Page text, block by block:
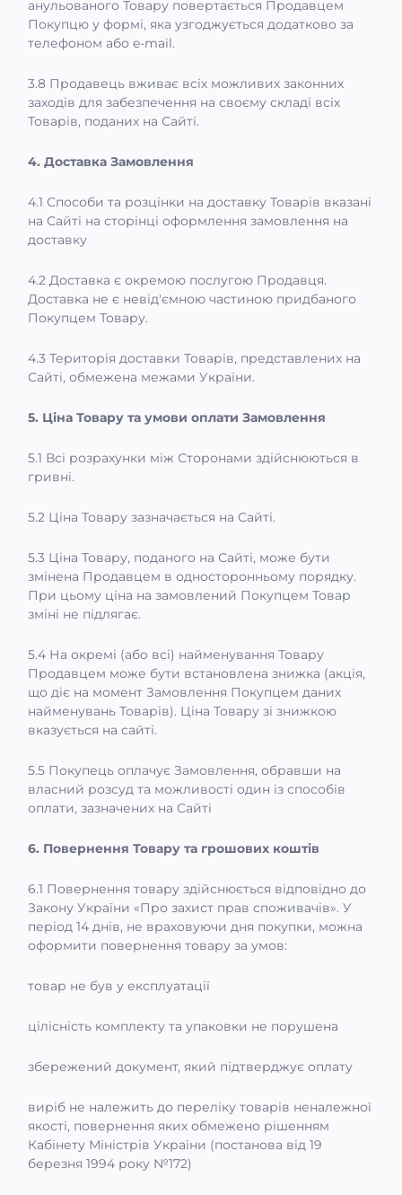
анульованого Товару повертається Продавцем
Покупцю у формі, яка узгоджується додатково за
телефоном або e-mail.
3.8 Продавець вживає всіх можливих законних
заходів для забезпечення на своєму складі всіх
Товарів, поданих на Сайті.
4. Доставка Замовлення
4.1 Способи та розцінки на доставку Товарів вказані
на Сайті на сторінці оформлення замовлення на
доставку
4.2 Доставка є окремою послугою Продавця.
Доставка не є невід'ємною частиною придбаного
Покупцем Товару.
4.3 Територія доставки Товарів, представлених на
Сайті, обмежена межами України.
5. Ціна Товару та умови оплати Замовлення
5.1 Всі розрахунки між Сторонами здійснюються в
гривні.
5.2 Ціна Товару зазначається на Сайті.
5.3 Ціна Товару, поданого на Сайті, може бути
змінена Продавцем в односторонньому порядку.
При цьому ціна на замовлений Покупцем Товар
зміні не підлягає.
5.4 На окремі (або всі) найменування Товару
Продавцем може бути встановлена знижка (акція,
що діє на момент Замовлення Покупцем даних
найменувань Товарів). Ціна Товару зі знижкою
вказується на сайті.
5.5 Покупець оплачує Замовлення, обравши на
власний розсуд та можливості один із способів
оплати, зазначених на Сайті
6. Повернення Товару та грошових коштів
6.1 Повернення товару здійснюється відповідно до
Закону України «Про захист прав споживачів». У
період 14 днів, не враховуючи дня покупки, можна
оформити повернення товару за умов:
товар не був у експлуатації
цілісність комплекту та упаковки не порушена
збережений документ, який підтверджує оплату
виріб не належить до переліку товарів неналежної
якості, повернення яких обмежено рішенням
Кабінету Міністрів України (постанова від 19
березня 1994 року №172)